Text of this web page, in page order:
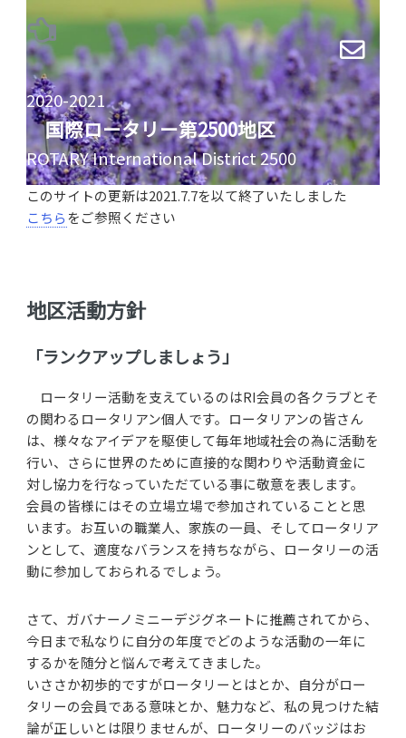
2020-2021
国際ロータリー第2500地区
ROTARY International District 2500
このサイトの更新は2021.7.7を以て終了いたしました
こちらをご参照ください
地区活動方針
「ランクアップしましょう」
ロータリー活動を支えているのはRI会員の各クラブとそ
の関わるロータリアン個人です。ロータリアンの皆さん
は、様々なアイデアを駆使して毎年地域社会の為に活動を
行い、さらに世界のために直接的な関わりや活動資金に
対し協力を行なっていただている事に敬意を表します。
会員の皆様にはその立場立場で参加されていることと思
います。お互いの職業人、家族の一員、そしてロータリア
ンとして、適度なバランスを持ちながら、ロータリーの活
動に参加しておられるでしょう。
さて、ガバナーノミニーデジグネートに推薦されてから、
今日まで私なりに自分の年度でどのような活動の一年に
するかを随分と悩んで考えてきました。
いささか初歩的ですがロータリーとはとか、自分がロー
タリーの会員である意味とか、魅力など、私の見つけた結
論が正しいとは限りませんが、ロータリーのバッジはお
Toggle